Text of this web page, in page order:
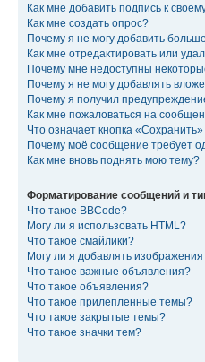
Как мне добавить подпись к
Как мне создать опрос?
Почему я не могу добавить
Как мне отредактировать или
Почему мне недоступны
Почему я не могу добавлять
Почему я получил
Как мне пожаловаться на
Что означает кнопка
Почему моё сообщение требует
Как мне вновь поднять мою тему?
Форматирование сообщений и
Что такое BBCode?
Могу ли я использовать HTML?
Что такое смайлики?
Могу ли я добавлять
Что такое важные объявления?
Что такое объявления?
Что такое прилепленные темы?
Что такое закрытые темы?
Что такое значки тем?